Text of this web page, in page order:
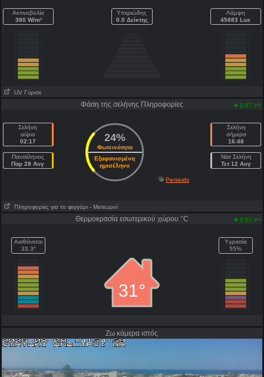
Ακτινοβολία
380 W/m²
Υπεριώδης
0.0 Δείκτης
Λάμψη
45883 Lux
UV Γύρισε
Φάση της σελήνης Πληροφορίες 2:57 pm
Σελήνη
αύριο
02:17
Πανσέληνος
Παρ 28 Αυγ
24%
Φωτεινότητα
Εξαφανισμένη
ημισέληνο
Σελήνη
σήμερα
16:48
Νέα Σελήνη
Τετ 12 Αυγ
Perseids
Πληροφορίες για το φεγγάρι - Μετεωροί
Θερμοκρασία εσωτερικού χώρου °C 2:57 pm
Αισθάνεται
33.3°
31°
Υγρασία
55%
Ζω κάμερα ιστός